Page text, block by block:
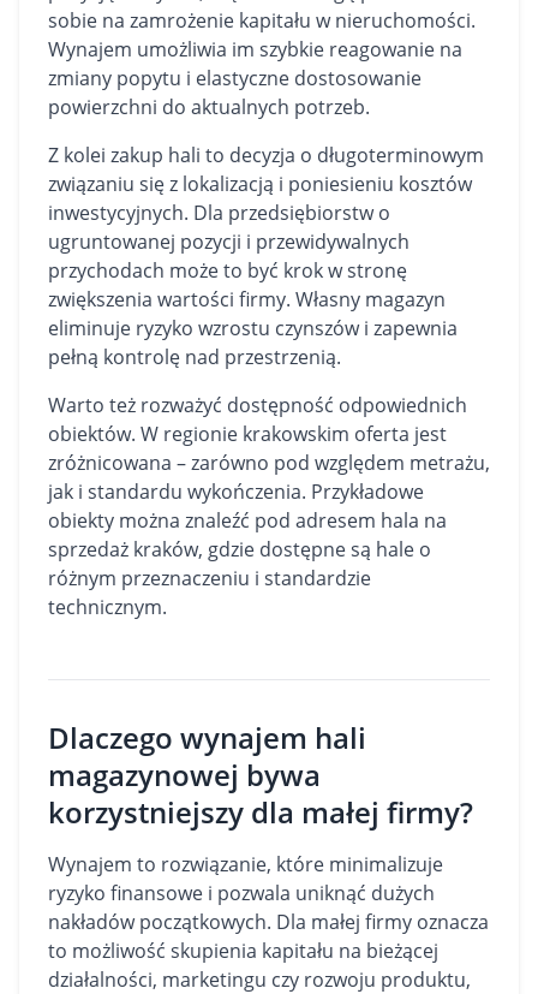
sobie na zamrożenie kapitału w nieruchomości.
Wynajem umożliwia im szybkie reagowanie na
zmiany popytu i elastyczne dostosowanie
powierzchni do aktualnych potrzeb.
Z kolei zakup hali to decyzja o długoterminowym
związaniu się z lokalizacją i poniesieniu kosztów
inwestycyjnych. Dla przedsiębiorstw o
ugruntowanej pozycji i przewidywalnych
przychodach może to być krok w stronę
zwiększenia wartości firmy. Własny magazyn
eliminuje ryzyko wzrostu czynszów i zapewnia
pełną kontrolę nad przestrzenią.
Warto też rozważyć dostępność odpowiednich
obiektów. W regionie krakowskim oferta jest
zróżnicowana – zarówno pod względem metrażu,
jak i standardu wykończenia. Przykładowe
obiekty można znaleźć pod adresem hala na
sprzedaż kraków, gdzie dostępne są hale o
różnym przeznaczeniu i standardzie
technicznym.
Dlaczego wynajem hali
magazynowej bywa
korzystniejszy dla małej firmy?
Wynajem to rozwiązanie, które minimalizuje
ryzyko finansowe i pozwala uniknąć dużych
nakładów początkowych. Dla małej firmy oznacza
to możliwość skupienia kapitału na bieżącej
działalności, marketingu czy rozwoju produktu,